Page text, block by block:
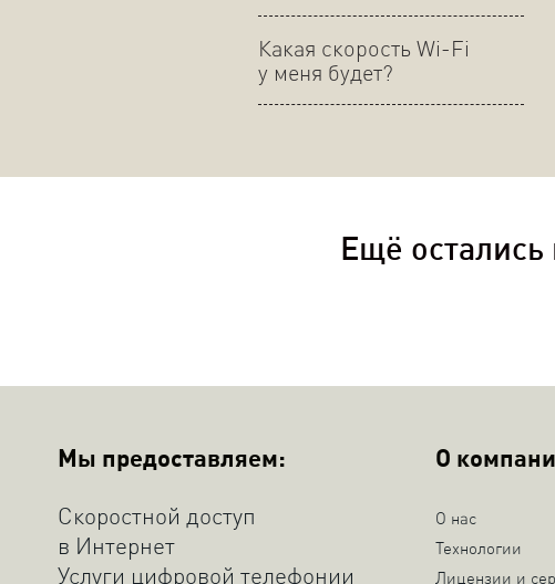
Какая скорость Wi-Fi
у меня будет?
Ещё
Мы предоставляем:
Скоростной доступ
в Интернет
Услуги цифровой телефонии
О
О нас
Технологии
Лицензии и